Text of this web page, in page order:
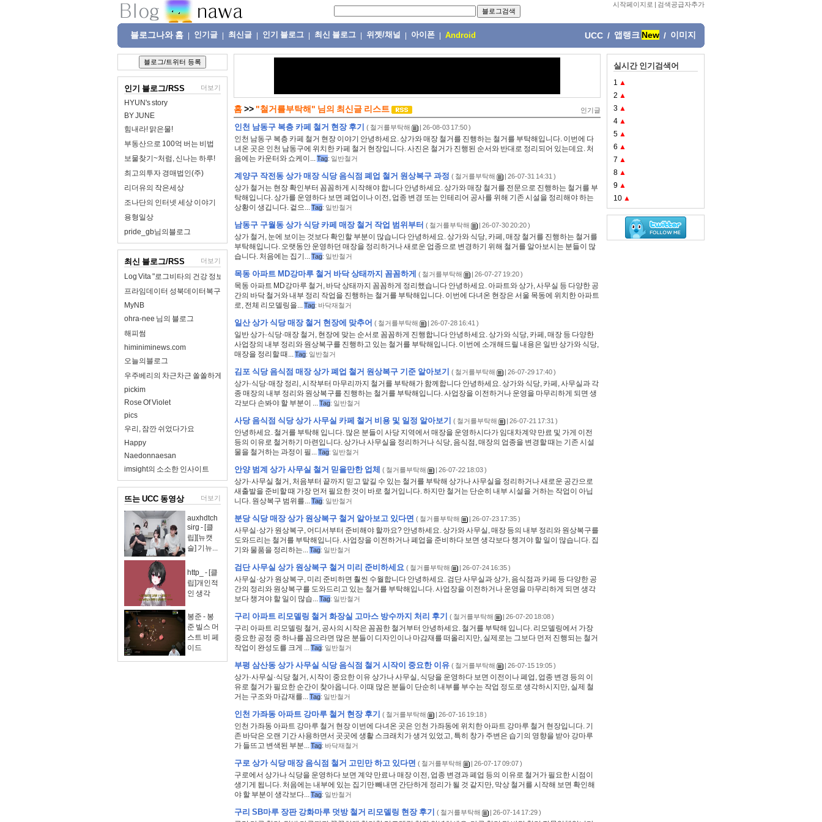
시작페이지로 | 검색공급자추가
블로그나와 홈 인기글 최신글 인기 블로그 최신 블로그 위젯/채널 아이폰 Android UCC / 앱랭크 New / 이미지
인기 블로그/RSS 더보기
HYUN's story
BY JUNE
힘내라! 맑은물!
부동산으로 100억 버는 비법
보물찾기~처럼, 신나는 하루!
최고의투자 경매법인(주)
리더유의 작은세상
조나단의 인터넷 세상 이야기
용형일상
pride_gb님의블로그
최신 블로그/RSS 더보기
Log Vita "로그비타의 건강 정보 완전 정리"
프라임데이터 성북데이터복구
MyNB
ohra-nee 님의 블로그
해피썸
himiniminews.com
오늘의블로그
우주베리의 차근차근 쏠쏠하게
pickim
Rose Of Violet
pics
우리, 잠깐 쉬었다가요
Happy
Naedonnaesan
imsight의 소소한 인사이트
뜨는 UCC 동영상 더보기
auxhdtch
sirg - [클
립][뉴캣
슬] 기뉴...
http_ - [클
립]개인적
인 생각
봉준 - 봉
준 빌스 머
스트 비 페
이드
홈>> "철거를부탁해" 님의 최신글 리스트 인기글
인천 남동구 복층 카페 철거 현장 후기 ( 철거를부탁해 | 26-08-03 17:50 )
인천 남동구 복층 카페 철거 현장 이야기 안녕하세요. 상가와 매장 철거를 진행하는 철거를 부탁해입니다. 이번에 다
녀온 곳은 인천 남동구에 위치한 카페 철거 현장입니다. 사진은 철거가 진행된 순서와 반대로 정리되어 있는데요. 처
음에는 카운터와 쇼케이...Tag: 일반철거
계양구 작전동 상가 매장 식당 음식점 폐업 철거 원상복구 과정 ( 철거를부탁해 | 26-07-31 14:31 )
상가 철거는 현장 확인부터 꼼꼼하게 시작해야 합니다 안녕하세요. 상가와 매장 철거를 전문으로 진행하는 철거를 부
탁해입니다. 상가를 운영하다 보면 폐업이나 이전, 업종 변경 또는 인테리어 공사를 위해 기존 시설을 정리해야 하는
상황이 생깁니다. 겉으...Tag: 일반철거
남동구 구월동 상가 식당 카페 매장 철거 작업 범위부터 ( 철거를부탁해 | 26-07-30 20:20 )
상가 철거, 눈에 보이는 것보다 확인할 부분이 많습니다 안녕하세요. 상가와 식당, 카페, 매장 철거를 진행하는 철거를
부탁해입니다. 오랫동안 운영하던 매장을 정리하거나 새로운 업종으로 변경하기 위해 철거를 알아보시는 분들이 많
습니다. 처음에는 집기...Tag: 일반철거
목동 아파트 MD강마루 철거 바닥 상태까지 꼼꼼하게 ( 철거를부탁해 | 26-07-27 19:20 )
목동 아파트 MD강마루 철거, 바닥 상태까지 꼼꼼하게 정리했습니다 안녕하세요. 아파트와 상가, 사무실 등 다양한 공
간의 바닥 철거와 내부 정리 작업을 진행하는 철거를 부탁해입니다. 이번에 다녀온 현장은 서울 목동에 위치한 아파트
로, 전체 리모델링을...Tag: 바닥재철거
일산 상가 식당 매장 철거 현장에 맞추어 ( 철거를부탁해 | 26-07-28 16:41 )
일반 상가·식당·매장 철거, 현장에 맞는 순서로 꼼꼼하게 진행합니다 안녕하세요. 상가와 식당, 카페, 매장 등 다양한
사업장의 내부 정리와 원상복구를 진행하고 있는 철거를 부탁해입니다. 이번에 소개해드릴 내용은 일반 상가와 식당,
매장을 정리할 때...Tag: 일반철거
김포 식당 음식점 매장 상가 폐업 철거 원상복구 기준 알아보기 ( 철거를부탁해 | 26-07-29 17:40 )
상가·식당·매장 정리, 시작부터 마무리까지 철거를 부탁해가 함께합니다 안녕하세요. 상가와 식당, 카페, 사무실과 각
종 매장의 내부 정리와 원상복구를 진행하는 철거를 부탁해입니다. 사업장을 이전하거나 운영을 마무리하게 되면 생
각보다 손봐야 할 부분이 ...Tag: 일반철거
사당 음식점 식당 상가 사무실 카페 철거 비용 및 일정 알아보기 ( 철거를부탁해 | 26-07-21 17:31 )
안녕하세요. 철거를 부탁해 입니다. 많은 분들이 사당 지역에서 매장을 운영하시다가 임대차계약 만료 및 가게 이전
등의 이유로 철거하기 마련입니다. 상가나 사무실을 정리하거나 식당, 음식점, 매장의 업종을 변경할 때는 기존 시설
물을 철거하는 과정이 필...Tag: 일반철거
안양 범계 상가 사무실 철거 믿을만한 업체 ( 철거를부탁해 | 26-07-22 18:03 )
상가·사무실 철거, 처음부터 끝까지 믿고 맡길 수 있는 철거를 부탁해 상가나 사무실을 정리하거나 새로운 공간으로
새출발을 준비할 때 가장 먼저 필요한 것이 바로 철거입니다. 하지만 철거는 단순히 내부 시설을 거하는 작업이 아닙
니다. 원상복구 범위를...Tag: 일반철거
분당 식당 매장 상가 원상복구 철거 알아보고 있다면 ( 철거를부탁해 | 26-07-23 17:35 )
사무실·상가 원상복구, 어디서부터 준비해야 할까요? 안녕하세요. 상가와 사무실, 매장 등의 내부 정리와 원상복구를
도와드리는 철거를 부탁해입니다. 사업장을 이전하거나 폐업을 준비하다 보면 생각보다 챙겨야 할 일이 많습니다. 집
기와 물품을 정리하는...Tag: 일반철거
검단 사무실 상가 원상복구 철거 미리 준비하세요 ( 철거를부탁해 | 26-07-24 16:35 )
사무실·상가 원상복구, 미리 준비하면 훨씬 수월합니다 안녕하세요. 검단 사무실과 상가, 음식점과 카페 등 다양한 공
간의 정리와 원상복구를 도와드리고 있는 철거를 부탁해입니다. 사업장을 이전하거나 운영을 마무리하게 되면 생각
보다 챙겨야 할 일이 많습...Tag: 일반철거
구리 아파트 리모델링 철거 화장실 고마스 방수까지 처리 후기 ( 철거를부탁해 | 26-07-20 18:08 )
구리 아파트 리모델링 철거, 공사의 시작은 꼼꼼한 철거부터 안녕하세요. 철거를 부탁해 입니다. 리모델링에서 가장
중요한 공정 중 하나를 꼽으라면 많은 분들이 디자인이나 마감재를 떠올리지만, 실제로는 그보다 먼저 진행되는 철거
작업이 완성도를 크게 ...Tag: 일반철거
부평 삼산동 상가 사무실 식당 음식점 철거 시작이 중요한 이유 ( 철거를부탁해 | 26-07-15 19:05 )
상가·사무실·식당 철거, 시작이 중요한 이유 상가나 사무실, 식당을 운영하다 보면 이전이나 폐업, 업종 변경 등의 이
유로 철거가 필요한 순간이 찾아옵니다. 이때 많은 분들이 단순히 내부를 부수는 작업 정도로 생각하시지만, 실제 철
거는 구조와 마감재를...Tag: 일반철거
인천 가좌동 아파트 강마루 철거 현장 후기 ( 철거를부탁해 | 26-07-16 19:18 )
인천 가좌동 아파트 강마루 철거 현장 이번에 다녀온 곳은 인천 가좌동에 위치한 아파트 강마루 철거 현장입니다. 기
존 바닥은 오랜 기간 사용하면서 곳곳에 생활 스크래치가 생겨 있었고, 특히 창가 주변은 습기의 영향을 받아 강마루
가 들뜨고 변색된 부분...Tag: 바닥재철거
구로 상가 식당 매장 음식점 철거 고민만 하고 있다면 ( 철거를부탁해 | 26-07-17 09:07 )
구로에서 상가나 식당을 운영하다 보면 계약 만료나 매장 이전, 업종 변경과 폐업 등의 이유로 철거가 필요한 시점이
생기게 됩니다. 처음에는 내부에 있는 집기만 빼내면 간단하게 정리가 될 것 같지만, 막상 철거를 시작해 보면 확인해
야 할 부분이 생각보다...Tag: 일반철거
구리 SB마루 장판 강화마루 덧방 철거 리모델링 현장 후기 ( 철거를부탁해 | 26-07-14 17:29 )
실시간 인기검색어
1 ▲
2 ▲
3 ▲
4 ▲
5 ▲
6 ▲
7 ▲
8 ▲
9 ▲
10 ▲